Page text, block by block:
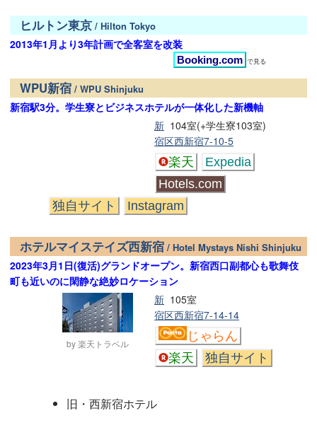
ヒルトン東京 / Hilton Tokyo
2013年1月より3年計画で全客室を改装
Booking.com で見る
WPU新宿 / WPU Shinjuku
新宿駅3分。学生寮とビジネスホテルが一体化した新機軸
104室(+学生寮103室)
新
宿区西新宿7-10-5
楽天
Expedia
Hotels.com
独自サイト
Instagram
ホテルマイステイズ西新宿 / Hotel Mystays Nishi Shinjuku
2023年3月1日(復活)グランドオープン。新宿西口副都心も歌舞伎
町も近いのに閑静な絶妙ロケーション
by 楽天トラベル
105室
新
宿区西新宿7-14-14
じゃらん
楽天
独自サイト
旧・西新宿ホテル